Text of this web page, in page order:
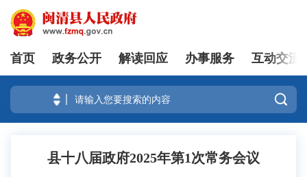
登录
首页 政务公开 解读回应 办事服务 互动交流

县十八届政府2025年第1次常务会议